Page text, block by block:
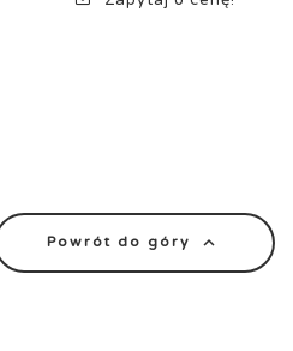
Powrót do góry 